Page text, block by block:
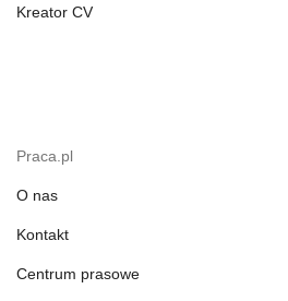
Kreator CV
Praca.pl
O nas
Kontakt
Centrum prasowe